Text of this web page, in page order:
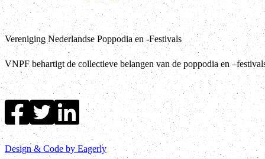
Vereniging Nederlandse Poppodia en -Festivals
VNPF behartigt de collectieve belangen van de poppodia en
Design & Code by Eagerly